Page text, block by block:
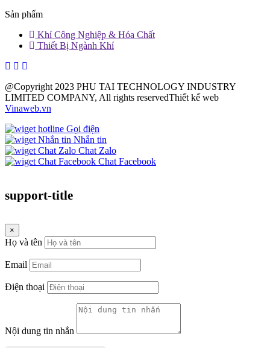
Sản phẩm
Khí Công Nghiệp & Hóa Chất
Thiết Bị Ngành Khí
@Copyright 2023 PHU TAI TECHNOLOGY INDUSTRY
LIMITED COMPANY, All rights reservedThiết kế web
Vinaweb.vn
Gọi điện
Nhắn tin
Chat Zalo
Chat Facebook
support-title
×
Họ và tên
Email
Điện thoại
Nội dung tin nhắn